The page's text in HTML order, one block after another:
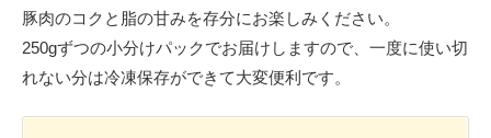
豚肉のコクと脂の甘みを存分にお楽しみください。
250gずつの小分けパックでお届けしますので、一度に使い切
れない分は冷凍保存ができて大変便利です。